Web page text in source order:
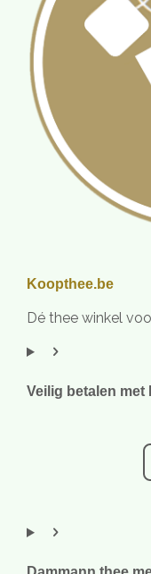
Koopthee.be
Dé thee winkel
Veilig betalen met